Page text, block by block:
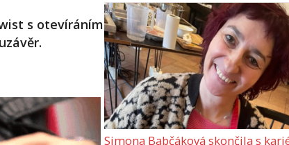
s otevíráním
Simona Babčáková skončila s